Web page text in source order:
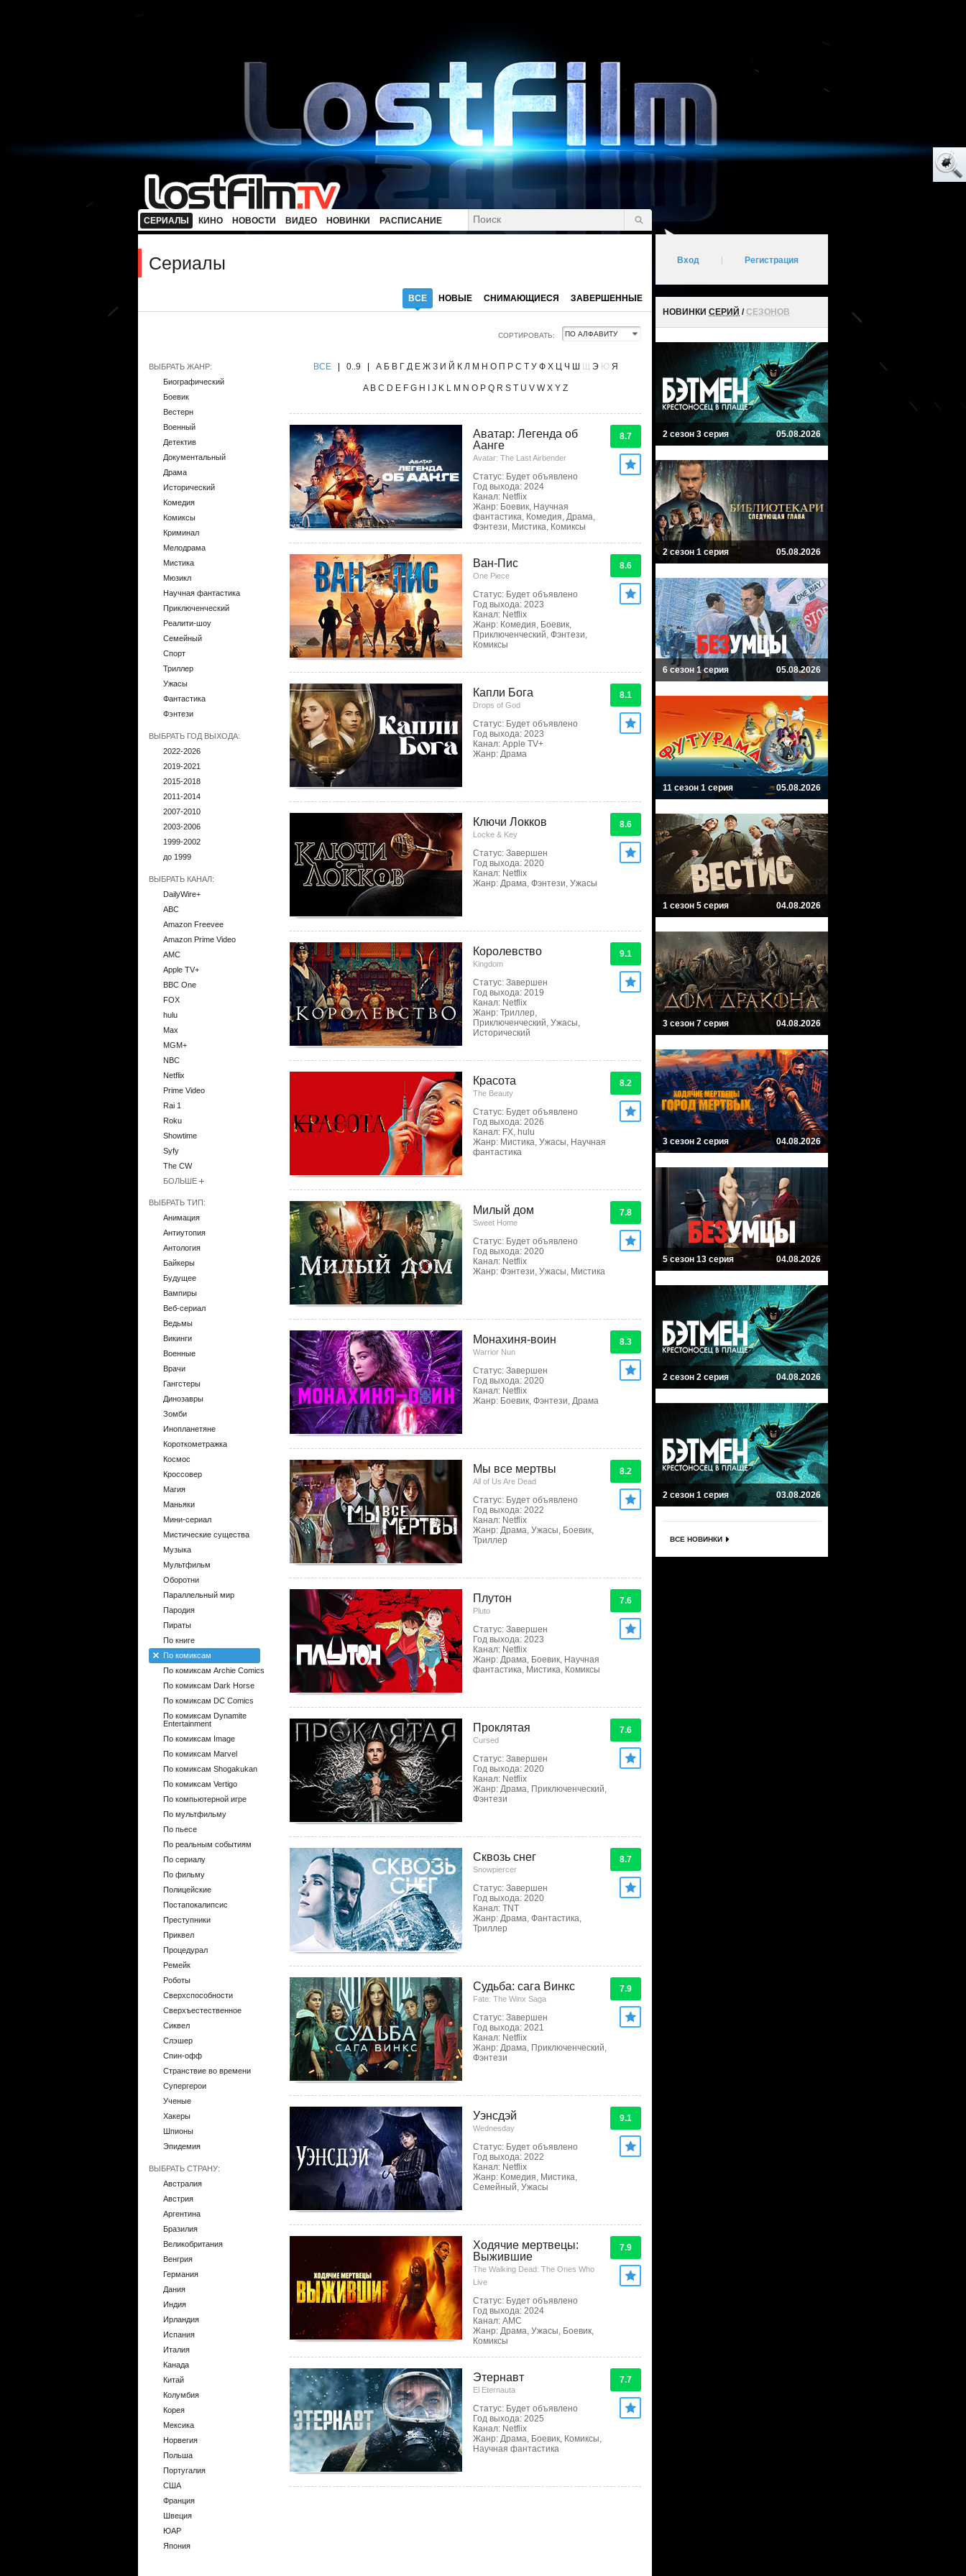
СЕРИАЛЫ КИНО НОВОСТИ ВИДЕО НОВИНКИ РАСПИСАНИЕ
Сериалы
ВСЕ НОВЫЕ СНИМАЮЩИЕСЯ ЗАВЕРШЕННЫЕ
СОРТИРОВАТЬ:
ВЫБРАТЬ ЖАНР:
Биографический
Боевик
Вестерн
Военный
Детектив
Документальный
Драма
Исторический
Комедия
Комиксы
Криминал
Мелодрама
Мистика
Мюзикл
Научная фантастика
Приключенческий
Реалити-шоу
Семейный
Спорт
Триллер
Ужасы
Фантастика
Фэнтези
ВЫБРАТЬ ГОД ВЫХОДА:
2022-2026
2019-2021
2015-2018
2011-2014
2007-2010
2003-2006
1999-2002
до 1999
ВЫБРАТЬ КАНАЛ:
DailyWire+
ABC
Amazon Freevee
Amazon Prime Video
AMC
Apple TV+
BBC One
FOX
hulu
Max
MGM+
NBC
Netflix
Prime Video
Rai 1
Roku
Showtime
Syfy
The CW
БОЛЬШЕ
ВЫБРАТЬ ТИП:
Анимация
Антиутопия
Антология
Байкеры
Будущее
Вампиры
Веб-сериал
Ведьмы
Викинги
Военные
Врачи
Гангстеры
Динозавры
Зомби
Инопланетяне
Короткометражка
Космос
Кроссовер
Магия
Маньяки
Мини-сериал
Мистические существа
Музыка
Мультфильм
Оборотни
Параллельный мир
Пародия
Пираты
По книге
По комиксам
По комиксам Archie Comics
По комиксам Dark Horse
По комиксам DC Comics
По комиксам Dynamite
Entertainment
По комиксам Image
По комиксам Marvel
По комиксам Shogakukan
По комиксам Vertigo
По компьютерной игре
По мультфильму
По пьесе
По реальным событиям
По сериалу
По фильму
Полицейские
Постапокалипсис
Преступники
Приквел
Процедурал
Ремейк
Роботы
Сверхспособности
Сверхъестественное
Сиквел
Слэшер
Спин-офф
Странствие во времени
Супергерои
Ученые
Хакеры
Шпионы
Эпидемия
ВЫБРАТЬ СТРАНУ:
Австралия
Австрия
Аргентина
Бразилия
Великобритания
Венгрия
Германия
Дания
Индия
Ирландия
Испания
Италия
Канада
Китай
Колумбия
Корея
Мексика
Норвегия
Польша
Португалия
США
Франция
Швеция
ЮАР
Япония
ВCE 0..9 А Б В Г Д Е Ж З И Й К Л М Н О П Р С Т У Ф Х Ц Ч Ш Щ Э Ю Я
A B C D E F G H J K L M N O P Q R S T U V W X Y Z
Аватар: Легенда об
Аанге
Avatar: The Last Airbender
Статус: Будет объявлено
Год выхода: 2024
Канал: Netflix
Жанр: Боевик, Научная
фантастика, Комедия, Драма,
Фэнтези, Мистика, Комиксы
8.7
Ван-Пис
One Piece
Статус: Будет объявлено
Год выхода: 2023
Канал: Netflix
Жанр: Комедия, Боевик,
Приключенческий, Фэнтези,
Комиксы
8.6
Капли Бога
Drops of God
Статус: Будет объявлено
Год выхода: 2023
Канал: Apple TV+
Жанр: Драма
8.1
Ключи Локков
Locke & Key
Статус: Завершен
Год выхода: 2020
Канал: Netflix
Жанр: Драма, Фэнтези, Ужасы
8.6
Королевство
Kingdom
Статус: Завершен
Год выхода: 2019
Канал: Netflix
Жанр: Триллер,
Приключенческий, Ужасы,
Исторический
9.1
Красота
The Beauty
Статус: Будет объявлено
Год выхода: 2026
Канал: FX, hulu
Жанр: Мистика, Ужасы, Научная
фантастика
8.2
Милый дом
Sweet Home
Статус: Будет объявлено
Год выхода: 2020
Канал: Netflix
Жанр: Фэнтези, Ужасы, Мистика
7.8
Монахиня-воин
Warrior Nun
Статус: Завершен
Год выхода: 2020
Канал: Netflix
Жанр: Боевик, Фэнтези, Драма
8.3
Мы все мертвы
All of Us Are Dead
Статус: Будет объявлено
Год выхода: 2022
Канал: Netflix
Жанр: Драма, Ужасы, Боевик,
Триллер
8.2
Плутон
Pluto
Статус: Завершен
Год выхода: 2023
Канал: Netflix
Жанр: Драма, Боевик, Научная
фантастика, Мистика, Комиксы
7.6
Проклятая
Cursed
Статус: Завершен
Год выхода: 2020
Канал: Netflix
Жанр: Драма, Приключенческий,
Фэнтези
7.6
Сквозь снег
Snowpiercer
Статус: Завершен
Год выхода: 2020
Канал: TNT
Жанр: Драма, Фантастика,
Триллер
8.7
Судьба: сага Винкс
Fate: The Winx Saga
Статус: Завершен
Год выхода: 2021
Канал: Netflix
Жанр: Драма, Приключенческий,
Фэнтези
7.9
Уэнсдэй
Wednesday
Статус: Будет объявлено
Год выхода: 2022
Канал: Netflix
Жанр: Комедия, Мистика,
Семейный, Ужасы
9.1
Ходячие мертвецы:
Выжившие
The Walking Dead: The Ones Who
Live
Статус: Будет объявлено
Год выхода: 2024
Канал: AMC
Жанр: Драма, Ужасы, Боевик,
Комиксы
7.9
Этернавт
El Eternauta
Статус: Будет объявлено
Год выхода: 2025
Канал: Netflix
Жанр: Драма, Боевик, Комиксы,
Научная фантастика
7.7
Вход Регистрация
НОВИНКИ СЕРИЙ /СЕЗОНОВ
2 сезон 3 серия 05.08.2026
2 сезон 1 серия 05.08.2026
6 сезон 1 серия 05.08.2026
11 сезон 1 серия 05.08.2026
1 сезон 5 серия 04.08.2026
3 сезон 7 серия 04.08.2026
3 сезон 2 серия 04.08.2026
5 сезон 13 серия 04.08.2026
2 сезон 2 серия 04.08.2026
2 сезон 1 серия 03.08.2026
ВСЕ НОВИНКИ